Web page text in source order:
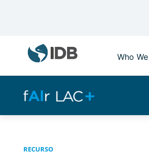
Main
content
RECURSO